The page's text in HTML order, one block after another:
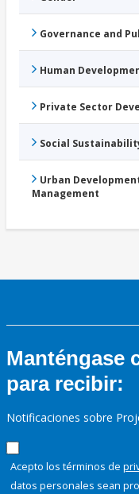
Governance and
Human
Private Sector
Social
Urban
Management
Manténgase
para recibir:
Notificaciones sobre
Acepto los términos de
datos personales sean